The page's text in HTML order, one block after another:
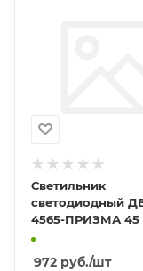
Светильник
светодиодный
4565-ПРИЗМА 45
6500К
972 руб./шт